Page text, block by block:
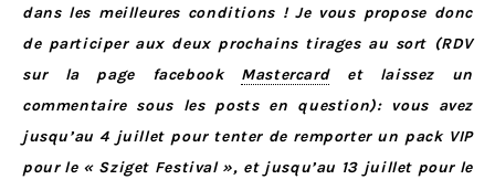
dans les meilleures conditions ! Je vous propose donc
de participer aux deux prochains tirages au sort (RDV
sur la page facebook Mastercardet laissez un
commentaire sous les posts en question): vous avez
jusqu’au 4 juillet pour tenter de remporter un pack VIP
pour le « Sziget Festival », et jusqu’au 13 juillet pour le